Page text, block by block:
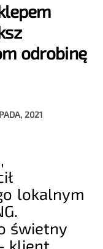
odrobinę
2021
lokalnym
świetny
klient